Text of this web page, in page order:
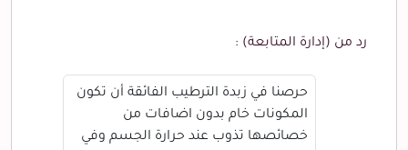
رد من (إدارة المتابعة) :
حرصنا في زبدة الترطيب الفائقة أن تكون
المكونات خام بدون اضافات من
خصائصها تذوب عند حرارة الجسم وفي